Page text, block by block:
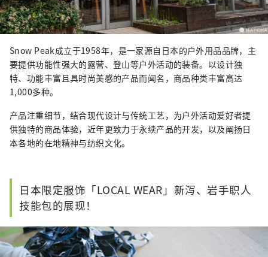
Snow Peak成立于1958年，是一家源自日本的户外用品品牌，主
要提供功能性强大的露营、登山等户外活动的装备。以设计独
特、功能丰富且具时尚美感的产品而闻名，商品种类丰富高达
1,000多种。
产品注重细节，结合现代设计与传统工艺，为户外活动爱好者提
供独特的商品体验，近年更致力于永续产品的开发，以及阐扬日
本各地的在地精神与纺织文化。
日本限定服饰「LOCAL WEAR」新泻、岩手职人
技能包的展现！